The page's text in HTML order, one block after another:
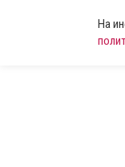
На